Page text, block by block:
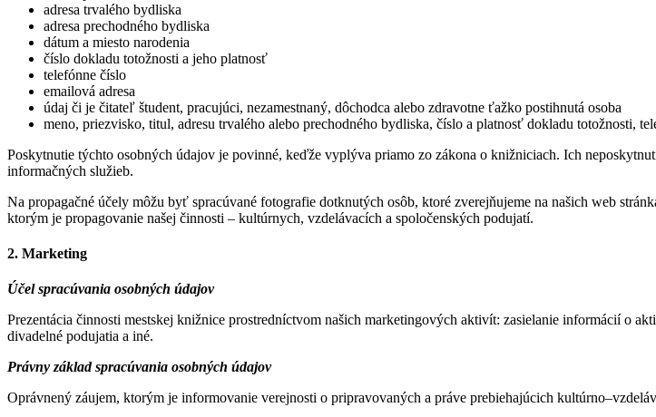
adresa trvalého bydliska
adresa prechodného bydliska
dátum a miesto narodenia
číslo dokladu totožnosti a jeho platnosť
telefónne číslo
emailová adresa
údaj či je čitateľ študent, pracujúci, nezamestnaný, dôchodca alebo zdravotne ťažko postihnutá osoba
meno, priezvisko, titul, adresu trvalého alebo prechodného bydliska, číslo a platnosť dokladu totožnosti,
Poskytnutie týchto osobných údajov je povinné, keďže vyplýva priamo zo zákona o knižniciach. Ich
informačných služieb.
Na propagačné účely môžu byť spracúvané fotografie dotknutých osôb, ktoré zverejňujeme na našich web
ktorým je propagovanie našej činnosti – kultúrnych, vzdelávacích a spoločenských podujatí.
2. Marketing
Účel spracúvania osobných údajov
Prezentácia činnosti mestskej knižnice prostredníctvom našich marketingových aktivít: zasielanie informácií o
divadelné podujatia a iné.
Právny základ spracúvania osobných údajov
Oprávnený záujem, ktorým je informovanie verejnosti o pripravovaných a práve prebiehajúcich